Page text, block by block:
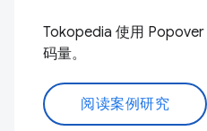
Tokopedia 使用
码量。
阅读案例研究